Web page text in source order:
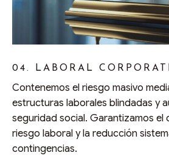
04. LABORAL
Contenemos el riesgo masivo
estructuras laborales blindadas y
seguridad social. Garantizamos
riesgo laboral y la reducción
contingencias.